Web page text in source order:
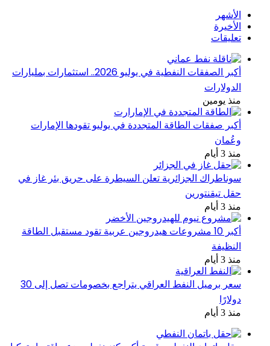
الأشهر
الأخيرة
تعليقات
أكبر الصفقات النفطية في يوليو 2026.. استثمارات بمليارات
الدولارات
منذ يومين
أكبر صفقات الطاقة المتجددة في يوليو تقودها الإمارات
وعُمان
منذ 3 أيام
سوناطراك الجزائرية تعلن السيطرة على حريق بئر غاز في
حقل تيقنتورين
منذ 3 أيام
أكبر 10 مشروعات هيدروجين عربية تقود مستقبل الطاقة
النظيفة
منذ 3 أيام
سعر برميل النفط العراقي يتراجع بخصومات تصل إلى 30
دولارًا
منذ 3 أيام